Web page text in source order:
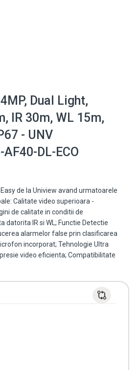
Dual Light,
IR 30m, WL 15m,
- UNV
AF40-DL-ECO
de la Uniview avand urmatoarele
Calitate video superioara -
de calitate in conditii de
datorita IR si WL; Functie Detectie
alarmelor false prin clasificarea
incorporat; Tehnologie Ultra
video eficienta; Compatibilitate